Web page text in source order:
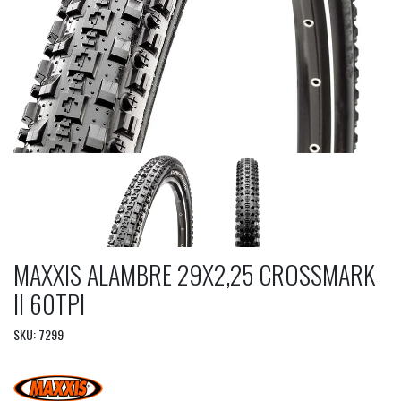
MAXXIS ALAMBRE 29X2,25 CROSSMARK
II 60TPI
SKU: 7299